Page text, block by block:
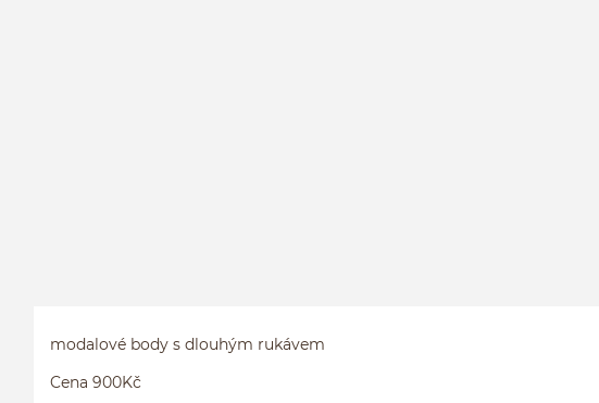
modalové body s dlouhým rukávem
Cena 900Kč